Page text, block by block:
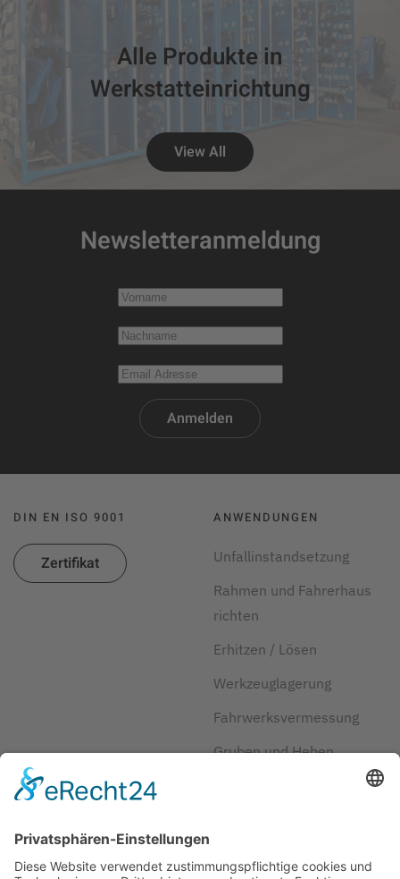
Alle Produkte in
Werkstatteinrichtung
View All
Newsletteranmeldung
Anmelden
DIN EN ISO 9001
Zertifikat
ANWENDUNGEN
Unfallinstandsetzung
Rahmen und Fahrerhaus
richten
Erhitzen / Lösen
Werkzeuglagerung
Fahrwerksvermessung
Gruben und Heben